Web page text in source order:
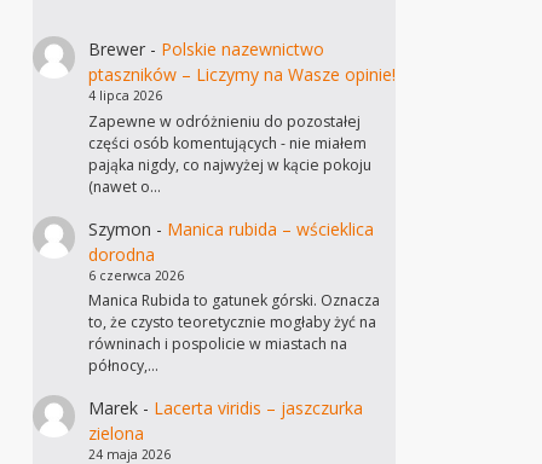
Brewer- Polskie nazewnictwo
ptaszników – Liczymy na Wasze opinie!
4 lipca 2026
Zapewne w odróżnieniu do pozostałej
części osób komentujących - nie miałem
pająka nigdy, co najwyżej w kącie pokoju
(nawet o…
Szymon - Manica rubida – wścieklica
dorodna
6 czerwca 2026
Manica Rubida to gatunek górski. Oznacza
to, że czysto teoretycznie mogłaby żyć na
równinach i pospolicie w miastach na
północy,…
Marek- Lacerta viridis – jaszczurka
zielona
24 maja 2026